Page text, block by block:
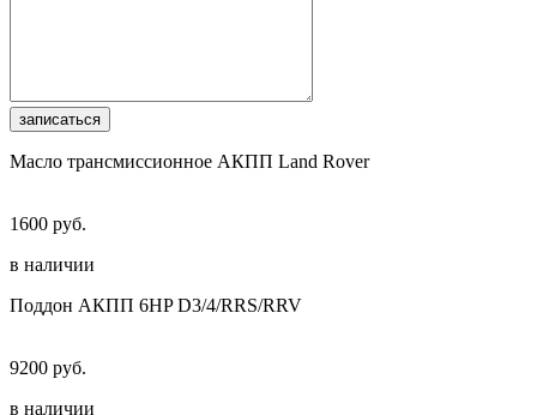
записаться
Масло трансмиссионное АКПП Land Rover
1600 руб.
в наличии
Поддон АКПП 6HP D3/4/RRS/RRV
9200 руб.
в наличии